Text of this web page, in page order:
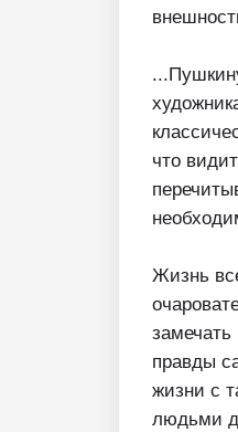
что
Жизнь
правды
жизни с
людьми